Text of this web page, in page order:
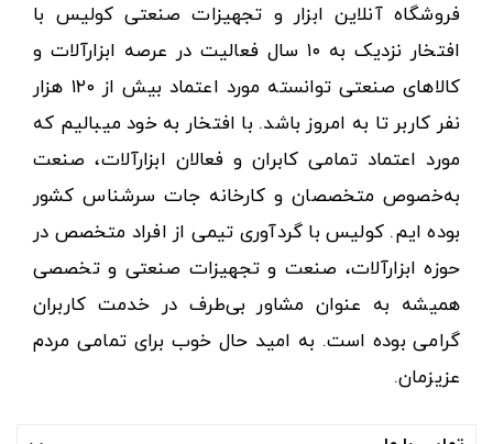
فروشگاه آنلاین ابزار و تجهیزات صنعتی کولیس با
افتخار نزدیک به ۱۰ سال فعالیت در عرصه ابزارآلات و
کالاهای صنعتی توانسته مورد اعتماد بیش از ۱۲۰ هزار
نفر کاربر تا به امروز باشد. با افتخار به خود میبالیم که
مورد اعتماد تمامی کابران و فعالان ابزارآلات، صنعت
به‌خصوص متخصصان و کارخانه جات سرشناس کشور
بوده ایم. کولیس با گردآوری تیمی از افراد متخصص در
حوزه ابزارآلات، صنعت و تجهیزات صنعتی و تخصصی
همیشه به عنوان مشاور بی‌طرف در خدمت کاربران
گرامی بوده است. به امید حال خوب برای تمامی مردم
عزیزمان.